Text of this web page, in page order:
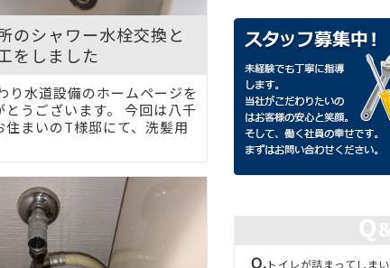
のシャワー水栓交換と
をしました
り水道設備のホームページを
とうございます。 今回は八千
まいのT様邸にて、洗髪用
トイレが詰まってしまい